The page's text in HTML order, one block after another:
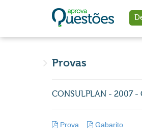
Provas
CONSULPLAN - 2007
Prova Gabarito